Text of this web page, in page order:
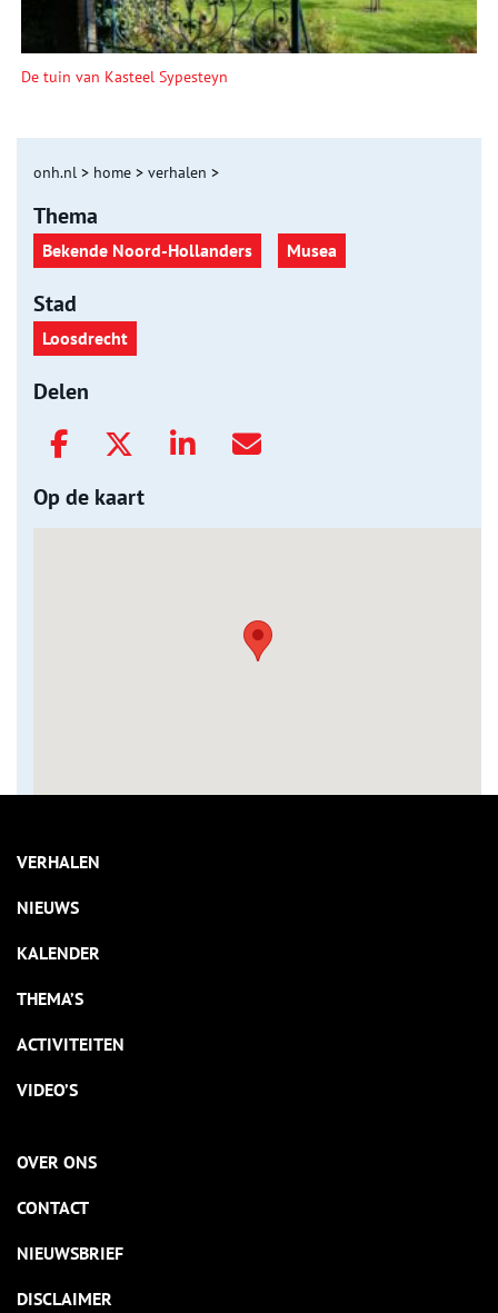
De tuin van Kasteel Sypesteyn
onh.nl > home > verhalen >
Thema
Bekende Noord-Hollanders Musea
Stad
Loosdrecht
Delen
Op de kaart
VERHALEN
NIEUWS
KALENDER
THEMA’S
ACTIVITEITEN
VIDEO’S
OVER ONS
CONTACT
NIEUWSBRIEF
DISCLAIMER